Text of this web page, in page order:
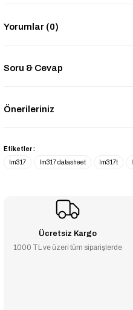
Yorumlar (0)
Soru & Cevap
Önerileriniz
Etiketler :
lm317
lm317 datasheet lm317t
Ücretsiz Kargo
1000 TL ve üzeri tüm siparişlerde